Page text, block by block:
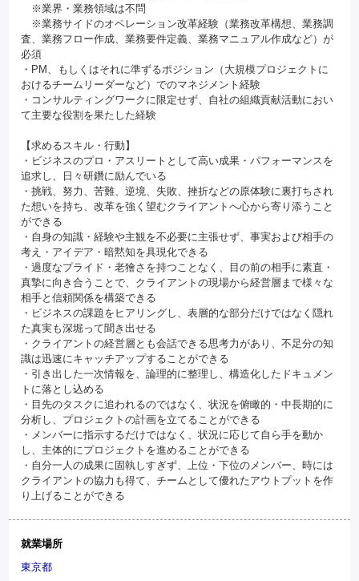
※業界・業務領域は不問
※業務サイドのオペレーション改革経験（業務改革構想、業務調
査、業務フロー作成、業務要件定義、業務マニュアル作成など）が
必須
・PM、もしくはそれに準ずるポジション（大規模プロジェクトに
おけるチームリーダーなど）でのマネジメント経験
・コンサルティングワークに限定せず、自社の組織貢献活動におい
て主要な役割を果たした経験
【求めるスキル・行動】
・ビジネスのプロ・アスリートとして高い成果・パフォーマンスを
追求し、日々研鑽に励んでいる
・挑戦、努力、苦難、逆境、失敗、挫折などの原体験に裏打ちされ
た想いを持ち、改革を強く望むクライアントへ心から寄り添うこと
ができる
・自身の知識・経験や主観を不必要に主張せず、事実および相手の
考え・アイデア・暗黙知を具現化できる
・過度なプライド・老獪さを持つことなく、目の前の相手に素直・
真摯に向き合うことで、クライアントの現場から経営層まで様々な
相手と信頼関係を構築できる
・ビジネスの課題をヒアリングし、表層的な部分だけではなく隠れ
た真実も深堀って聞き出せる
・クライアントの経営層とも会話できる思考力があり、不足分の知
識は迅速にキャッチアップすることができる
・引き出した一次情報を、論理的に整理し、構造化したドキュメン
トに落とし込める
・目先のタスクに追われるのではなく、状況を俯瞰的・中長期的に
分析し、プロジェクトの計画を立てることができる
・メンバーに指示するだけではなく、状況に応じて自ら手を動か
し、主体的にプロジェクトを進めることができる
・自分一人の成果に固執しすぎず、上位・下位のメンバー、時には
クライアントの協力も得て、チームとして優れたアウトプットを作
り上げることができる
就業場所
東京都